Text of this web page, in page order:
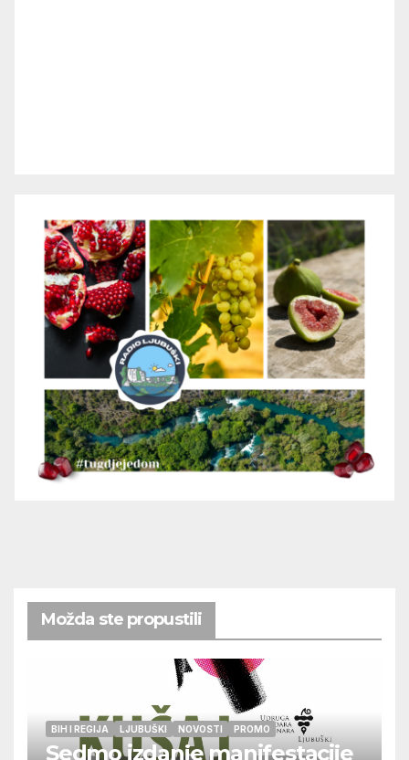
Možda ste propustili
BIH I REGIJA LJUBUŠKI NOVOSTI PROMO
Sedmo izdanje manifestacije